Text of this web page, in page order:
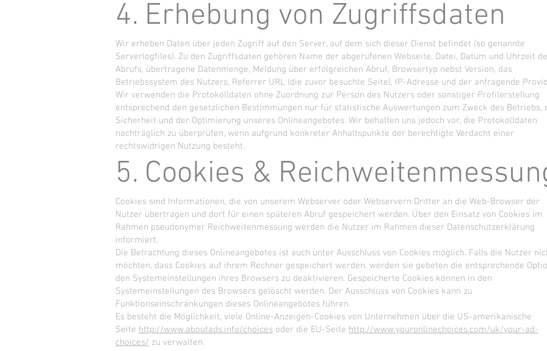
4. Erhebung von Zugriffsdaten
Wir erheben Daten über jeden Zugriff auf den Server, auf dem sich dieser Dienst befindet (so genannte
Serverlogfiles). Zu den Zugriffsdaten gehören Name der abgerufenen Webseite, Datei, Datum und Uhrzeit
Abrufs, übertragene Datenmenge, Meldung über erfolgreichen Abruf, Browsertyp nebst Version, das
Betriebssystem des Nutzers, Referrer URL (die zuvor besuchte Seite), IP-Adresse und der anfragende
Wir verwenden die Protokolldaten ohne Zuordnung zur Person des Nutzers oder sonstiger Profilerstellung
entsprechend den gesetzlichen Bestimmungen nur für statistische Auswertungen zum Zweck des Betriebs,
Sicherheit und der Optimierung unseres Onlineangebotes. Wir behalten uns jedoch vor, die Protokolldaten
nachträglich zu überprüfen, wenn aufgrund konkreter Anhaltspunkte der berechtigte Verdacht einer
rechtswidrigen Nutzung besteht.
5. Cookies &
Cookies sind Informationen, die von unserem Webserver oder Webservern Dritter an die Web-Browser der
Nutzer übertragen und dort für einen späteren Abruf gespeichert werden. Über den Einsatz von Cookies im
Rahmen pseudonymer Reichweitenmessung werden die Nutzer im Rahmen dieser Datenschutzerklärung
informiert.
Die Betrachtung dieses Onlineangebotes ist auch unter Ausschluss von Cookies möglich. Falls die Nutzer
möchten, dass Cookies auf ihrem Rechner gespeichert werden, werden sie gebeten die entsprechende
den Systemeinstellungen ihres Browsers zu deaktivieren. Gespeicherte Cookies können in den
Systemeinstellungen des Browsers gelöscht werden. Der Ausschluss von Cookies kann zu
Funktionseinschränkungen dieses Onlineangebotes führen.
Es besteht die Möglichkeit, viele Online-Anzeigen-Cookies von Unternehmen über die US-amerikanische
Seite http://www.aboutads.info/choices oder die EU-Seite http://www.youronlinechoices.com/uk/your-ad-
choices/ zu verwalten.